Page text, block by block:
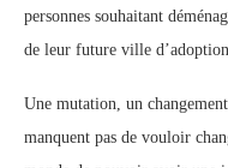
personnes souhaitant
de leur future ville
Une mutation, un
manquent pas de vouloir